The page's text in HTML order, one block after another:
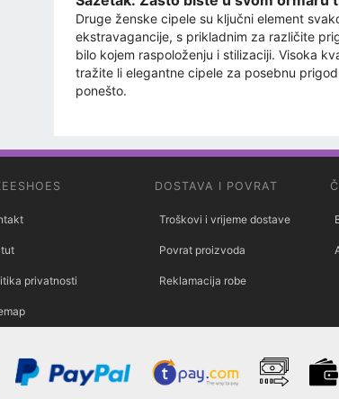
Druge ženske cipele su ključni element
ekstravagancije, s prikladnim za različite
bilo kojem raspoloženju i stilizaciji. Visoka
tražite li elegantne cipele za posebnu
ponešto.
privatnosti
DOSTAVA I POVRAT
Troškovi i vrijeme dostave
Povrat proizvoda
Reklamacija robe